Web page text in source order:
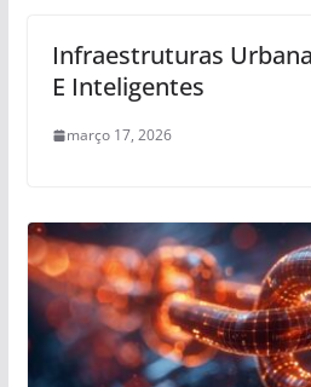
Infraestruturas
E Inteligentes
março 17, 2026